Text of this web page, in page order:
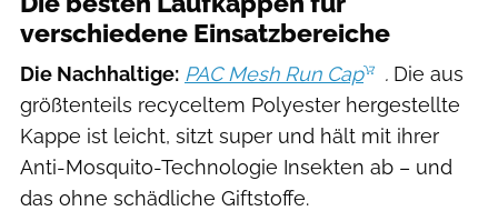
verschiedene Einsatzbereiche
Die Nachhaltige: PAC Mesh Run Cap . Die aus
größtenteils recyceltem Polyester hergestellte
Kappe ist leicht, sitzt super und hält mit ihrer
Anti-Mosquito-Technologie Insekten ab – und
das ohne schädliche Giftstoffe.